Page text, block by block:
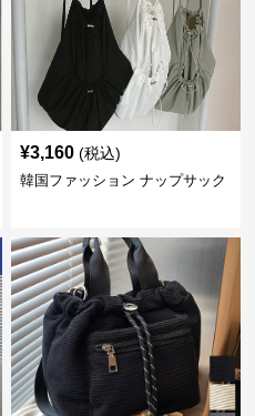
¥3,160 (税込)
韓国ファッション ナップサック